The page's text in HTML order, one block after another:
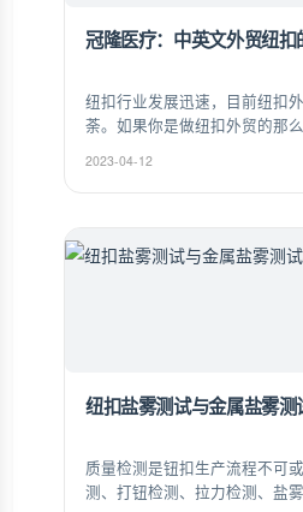
冠隆医疗：中英文外贸纽扣
纽扣行业发展迅速，目前纽扣
荼。如果你是做纽扣外贸的那
外贸纽扣的行业述语。
2023-04-12
纽扣盐雾测试与金属盐雾测
质量检测是钮扣生产流程不可
测、打钮检测、拉力检测、盐